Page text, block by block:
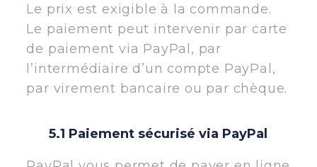
Le prix est exigible à la commande.
Le paiement peut intervenir par carte
de paiement via PayPal, par
l’intermédiaire d’un compte PayPal,
par virement bancaire ou par chèque.
5.1 Paiement sécurisé via PayPal